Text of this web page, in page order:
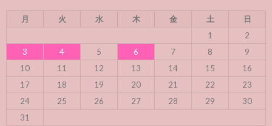
月 火 水 木 金 土
日
1
2
3
4 5 6 7 8
9
10
11 12 13 14 15
16
17
18 19 20 21 22
23
24
25 26 27 28 29
30
31